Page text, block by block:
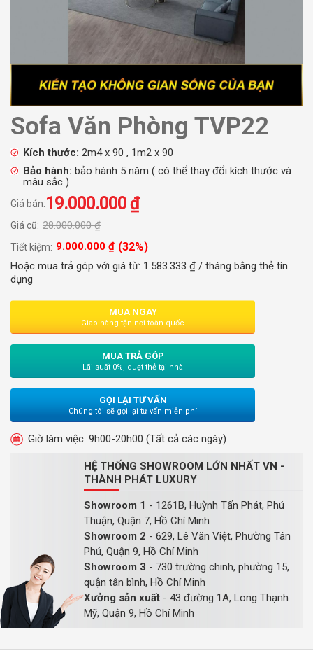
Sofa Văn Phòng TVP22
Kích thước: 2m4 x 90 , 1m2 x 90
Bảo hành: bảo hành 5 năm ( có thể thay đổi kích thước và
màu sắc )
Giá bán:19.000.000₫
Giá cũ: 28.000.000₫
Tiết kiệm: 9.000.000 ₫ (32%)
Hoặc mua trả góp với giá từ: 1.583.333 ₫ / tháng bằng thẻ tín
dụng
MUA NGAY
Giao hàng tận nơi toàn quốc
MUA TRẢ GÓP
Lãi suất 0%, quẹt thẻ tại nhà
GỌI LẠI TƯ VẤN
Chúng tôi sẽ gọi lại tư vấn miễn phí
Giờ làm việc: 9h00-20h00 (Tất cả các ngày)
HỆ THỐNG SHOWROOM LỚN NHẤT VN -
THÀNH PHÁT LUXURY
Showroom 1 - 1261B, Huỳnh Tấn Phát, Phú
Thuận, Quận 7, Hồ Chí Minh
Showroom 2 - 629, Lê Văn Việt, Phường Tân
Phú, Quận 9, Hồ Chí Minh
Showroom 3 - 730 trường chinh, phường 15,
quận tân bình, Hồ Chí Minh
Xưởng sản xuất - 43 đường 1A, Long Thạnh
Mỹ, Quận 9, Hồ Chí Minh